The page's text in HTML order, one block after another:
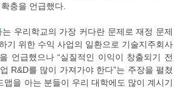
충을 언급했다.
는 우리학교의 가장 커다란 문제로 재정 문제
기 위한 수익 사업의 일환으로 기술지주회사
언급했으나 “실질적인 이익이 창출되기 전
R&D를 많이 가져가야 한다”는 주장을 펼쳤
맵을 아는 분들이 우리 대학에도 많이 계시기